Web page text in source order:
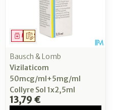
Sur prescription
Médicament
Bausch & Lomb
Vizilaticom
50mcg/ml+5mg/ml
Collyre Sol 1x2,5ml
13,79 €